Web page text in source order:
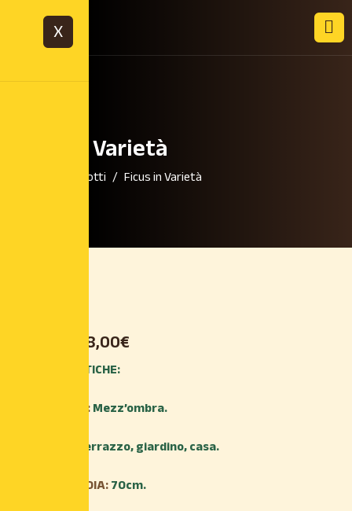
X
Ficus in Varietà
Prodotti Ficus in Varietà
38,00€
CARATTERISTICHE:
ESPOSIZIONE:Mezz’ombra.
Terrazzo, giardino, casa.
ALTEZZA MEDIA:70cm.